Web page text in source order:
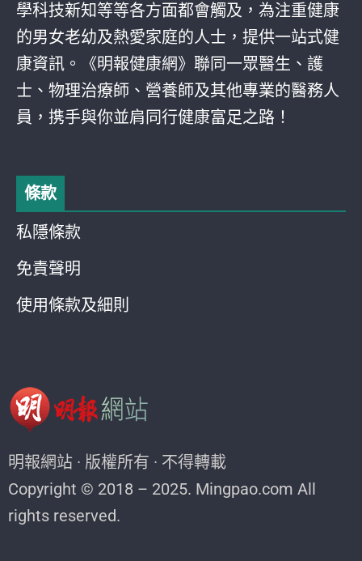
學科技新知等等各方面都會觸及，為注重健康
的男女老幼及熱愛家庭的人士，提供一站式健
康資訊。《明報健康網》聯同一眾醫生、護
士、物理治療師、營養師及其他專業的醫務人
員，携手與你並肩同行健康富足之路！
條款
私隱條款
免責聲明
使用條款及細則
明報網站 · 版權所有 · 不得轉載
Copyright © 2018 – 2025. Mingpao.com All
rights reserved.